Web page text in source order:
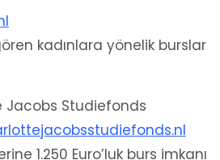
kadınlara yönelik burslar
Studiefonds
1.250 Euro’luk burs imkanı